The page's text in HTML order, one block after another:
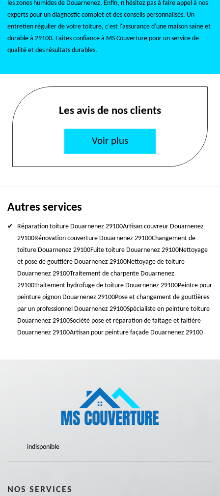
les zones humides de Douarnenez. Enfin, n'hésitez pas à faire appel à nos
experts pour un diagnostic complet et des conseils personnalisés. Un
entretien régulier de votre toiture, c'est l'assurance d'une maison saine et
durable à 29100. Faites confiance à MS Couverture pour un service de
qualité et des résultats durables.
Les avis de nos clients
Voir plus
Autres services
Réparation toiture Douarnenez 29100Artisan couvreur Douarnenez
29100Rénovation couverture Douarnenez 29100Changement de
toiture Douarnenez 29100Fuite toiture Douarnenez 29100Nettoyage
et pose de gouttière Douarnenez 29100Nettoyage de toiture
Douarnenez 29100Traitement de charpente Douarnenez
29100Traitement hydrofuge de toiture Douarnenez 29100Peintre pour
peinture pignon Douarnenez 29100Pose et changement de gouttières
par un professionnel Douarnenez 29100Spécialiste en peinture toiture
Douarnenez 29100Société pose et réparation de faitage et faitière
Douarnenez 29100Artisan pour peinture façade Douarnenez 29100
indisponible
NOS SERVICES